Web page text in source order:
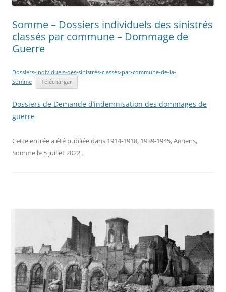
Somme – Dossiers individuels des sinistrés
classés par commune – Dommage de
Guerre
Dossiers-individuels-des-sinistrés-classés-par-commune-de-la-
Somme
Télécharger
Dossiers de Demande d’indemnisation des dommages de
guerre
Cette entrée a été publiée dans 1914-1918, 1939-1945,Amiens,
Somme le 5 juillet 2022 .